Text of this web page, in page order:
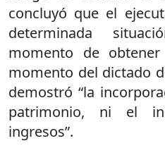
concluyó que el
determinada
momento de
momento del dictado
demostró “la
patrimonio, ni el
ingresos”.